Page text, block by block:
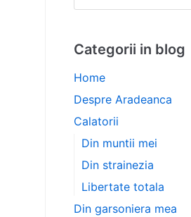
Categorii in blog
Home
Despre Aradeanca
Calatorii
Din muntii mei
Din strainezia
Libertate totala
Din garsoniera mea